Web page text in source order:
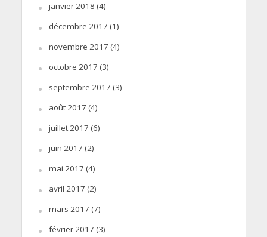
janvier 2018 (4)
décembre 2017 (1)
novembre 2017 (4)
octobre 2017 (3)
septembre 2017 (3)
août 2017 (4)
juillet 2017 (6)
juin 2017 (2)
mai 2017 (4)
avril 2017 (2)
mars 2017 (7)
février 2017 (3)